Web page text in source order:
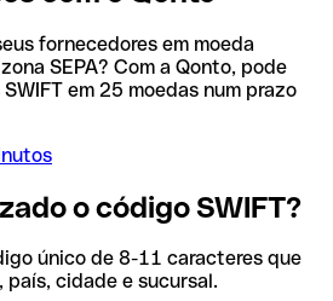
fornecedores em moeda
SEPA? Com a Qonto, pode
em 25 moedas num prazo
o código SWIFT?
único de 8-11 caracteres que
cidade e sucursal.